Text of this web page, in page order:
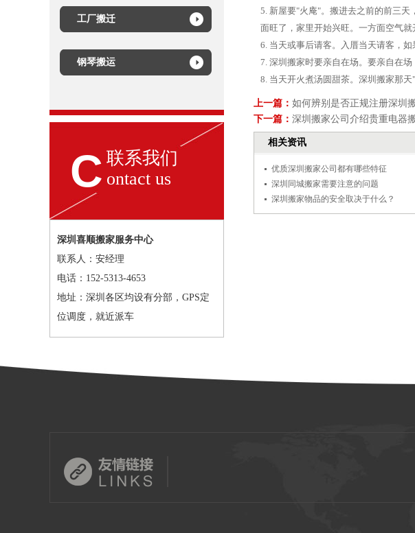
工厂搬迁
钢琴搬运
C 联系我们
ontact us
深圳喜顺搬家服务中心
联系人：安经理
电话：152-5313-4653
地址：深圳各区均设有分部，GPS定
位调度，就近派车
5. 新屋要"火庵"。搬进去之前的前三
面旺了，家里开始兴旺。一方面空气就
6. 当天或事后请客。入厝当天请客，
7. 深圳搬家时要亲自在场。要亲自在
8. 当天开火煮汤圆甜茶。深圳搬家那
上一篇： 如何辨别是否正规注册深圳
下一篇： 深圳搬家公司介绍贵重电器
相关资讯
优质深圳搬家公司都有哪些特征
深圳同城搬家需要注意的问题
深圳搬家物品的安全取决于什么？